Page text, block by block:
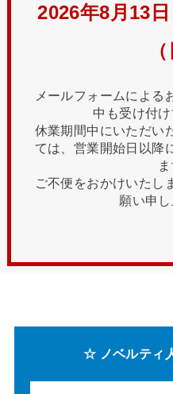
2026年8月13
メールフォームによる
中も受け付け
休業期間中にいただい
ては、営業開始日以降
ま
ご不便をおかけいたし
願い申し
☆ ノベルティ